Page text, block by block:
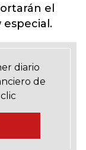
el
especial.
diario
de